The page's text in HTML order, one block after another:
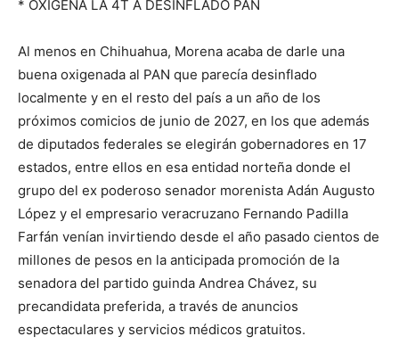
* OXIGENA LA 4T A DESINFLADO PAN
Al menos en Chihuahua, Morena acaba de darle una
buena oxigenada al PAN que parecía desinflado
localmente y en el resto del país a un año de los
próximos comicios de junio de 2027, en los que además
de diputados federales se elegirán gobernadores en 17
estados, entre ellos en esa entidad norteña donde el
grupo del ex poderoso senador morenista Adán Augusto
López y el empresario veracruzano Fernando Padilla
Farfán venían invirtiendo desde el año pasado cientos de
millones de pesos en la anticipada promoción de la
senadora del partido guinda Andrea Chávez, su
precandidata preferida, a través de anuncios
espectaculares y servicios médicos gratuitos.